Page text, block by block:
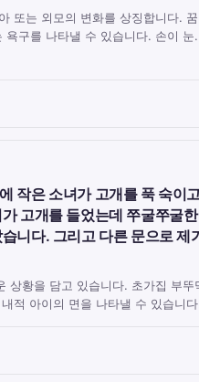
또는 외모의 변화를 상징합니다.
욕구를 나타낼 수 있습니다. 손이 눈
작은 소녀가 고개를 푹 숙이
고개를 들었는데 쭈굴쭈굴
니다. 그리고 다른 문으로 제
상황을 담고 있습니다. 초가집 부
적 아이의 면을 나타낼 수 있습니